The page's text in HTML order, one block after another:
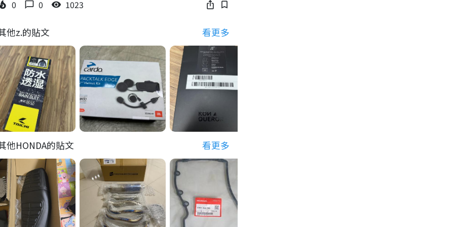
0 chat_bubble_outline 0 visibility 1023 ios_share bookmark_border
他z.的貼文 看更多
他HONDA的貼文 看更多